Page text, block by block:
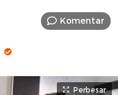
Komentar
Perbesar